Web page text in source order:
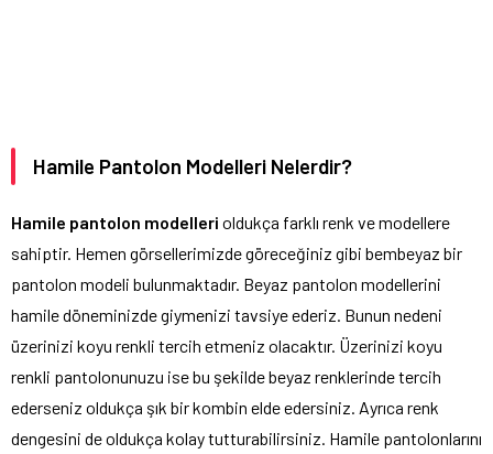
Hamile Pantolon Modelleri Nelerdir?
Hamile pantolon modelleri oldukça farklı renk ve modellere
sahiptir. Hemen görsellerimizde göreceğiniz gibi bembeyaz bir
pantolon modeli bulunmaktadır. Beyaz pantolon modellerini
hamile döneminizde giymenizi tavsiye ederiz. Bunun nedeni
üzerinizi koyu renkli tercih etmeniz olacaktır. Üzerinizi koyu
renkli pantolonunuzu ise bu şekilde beyaz renklerinde tercih
ederseniz oldukça şık bir kombin elde edersiniz. Ayrıca renk
dengesini de oldukça kolay tutturabilirsiniz. Hamile pantolonlarını